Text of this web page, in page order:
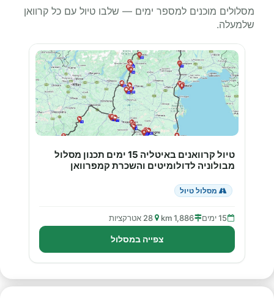
מסלולים מוכנים למספר ימים — שלבו טיול עם כל קרוואן
שלמעלה.
טיול קרוואנים באיטליה 15 ימים תכנון מסלול
מבולוניה לדולומיטים והשכרת קמפרוואן
מסלול טיול
15 ימים 1,886 km 28 אטרקציות
צפייה במסלול